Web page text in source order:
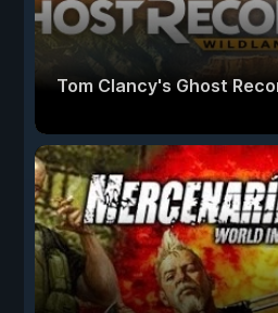
Tom Clancy's Ghost